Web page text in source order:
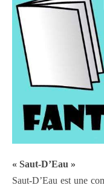
« Saut-D’Eau »
Saut-D’Eau est une